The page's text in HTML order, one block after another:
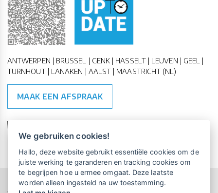
ANTWERPEN | BRUSSEL | GENK | HASSELT | LEUVEN | GEEL |
TURNHOUT | LANAKEN | AALST | MAASTRICHT (NL)
MAAK EEN AFSPRAAK
🇪🇺 🇧🇪
Copyright All Rights Reserved © 2015-2026 UP-TO-DATE
We gebruiken cookies!
Hallo, deze website gebruikt essentiële cookies om de
juiste werking te garanderen en tracking cookies om
te begrijpen hoe u ermee omgaat. Deze laatste
worden alleen ingesteld na uw toestemming.
Vrijblijvende kennismaking?Boek
een persoonlijke demo.